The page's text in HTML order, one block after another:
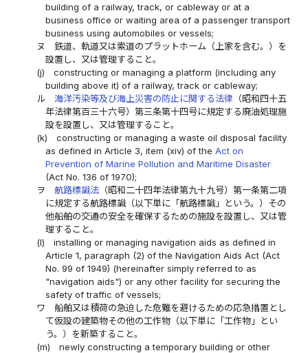
building of a railway, track, or cableway or at a
business office or waiting area of a passenger transport
business using automobiles or vessels;
ヌ
鉄道、軌道又は索道のプラットホーム（上家を含む。）を
設置し、又は管理すること。
(j)
constructing or managing a platform (including any
building above it) of a railway, track or cableway;
ル
海洋汚染等及び海上災害の防止に関する法律 （昭和四十五
年法律第百三十六号）第三条第十四号に規定する廃油処理施
設を設置し、又は管理すること。
(k)
constructing or managing a waste oil disposal facility
as defined in Article 3, item (xiv) of the Act on
Prevention of Marine Pollution and Maritime Disaster
(Act No. 136 of 1970);
ヲ
航路標識法（昭和二十四年法律第九十九号）第一条第二項
に規定する航路標識（以下単に「航路標識」という。）その
他船舶の交通の安全を確保するための施設を設置し、又は管
理すること。
(l)
installing or managing navigation aids as defined in
Article 1, paragraph (2) of the Navigation Aids Act (Act
No. 99 of 1949) (hereinafter simply referred to as
"navigation aids") or any other facility for securing the
safety of traffic of vessels;
ワ
船舶又は積荷の急迫した危難を避けるための応急措置とし
て仮設の建築物その他の工作物（以下単に「工作物」とい
う。）を新築すること。
(m)
newly constructing a temporary building or other